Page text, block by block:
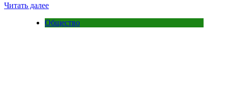
Читать далее
Общество